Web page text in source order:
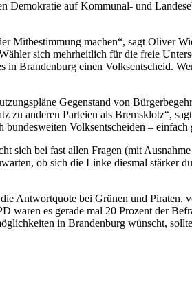
Demokratie auf Kommunal- und
Mitbestimmung machen“, sagt Oliver
sich mehrheitlich für die freie
in Brandenburg einen Volksentscheid.
Gegenstand von
zu anderen Parteien als Bremsklotz“,
Volksentscheiden –
sich bei fast allen Fragen (mit
ob sich die Linke diesmal stärker
Antwortquote bei Grünen und Piraten,
waren es gerade mal 20 Prozent der
in Brandenburg wünscht,